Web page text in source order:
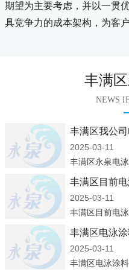
期望为主要考虑，并以一贯
具竞争力的成本架构，为客
丰满
NEWS
丰满区我公
2025-03-11
丰满区目前
2025-03-11
丰满区目前电
丰满区电泳
2025-03-11
丰满区电泳涂